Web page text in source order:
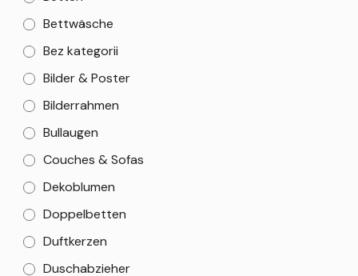
Bettwäsche
Bez kategorii
Bilder & Poster
Bilderrahmen
Bullaugen
Couches & Sofas
Dekoblumen
Doppelbetten
Duftkerzen
Duschabzieher